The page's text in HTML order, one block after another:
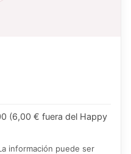
(6,00 € fuera del Happy
información puede ser